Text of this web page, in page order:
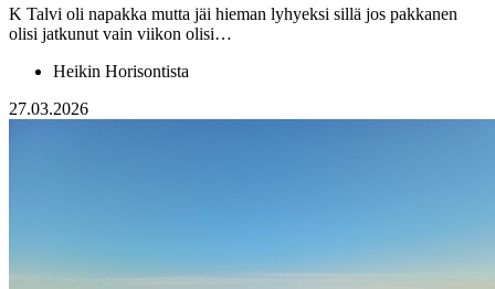
K Talvi oli napakka mutta jäi hieman lyhyeksi sillä jos pakkanen
olisi jatkunut vain viikon olisi…
Heikin Horisontista
27.03.2026